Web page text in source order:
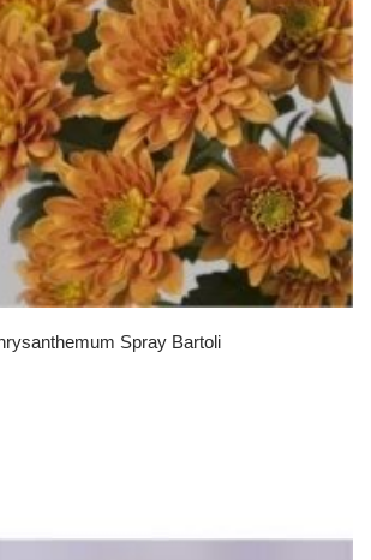
Spray Bartoli